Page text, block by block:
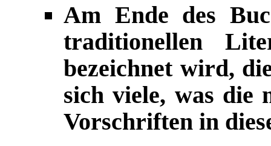
Am Ende des
traditionellen
bezeichnet wird,
sich viele, was die
Vorschriften in